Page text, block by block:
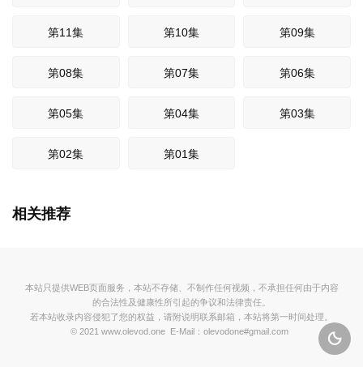
第11集 第10集 第09集
第08集 第07集 第06集
第05集 第04集 第03集
第02集 第01集
相关推荐

本站只提供WEB页面服务，本站不存储、不制作任何视频，不承担任何由于内容
的合法性及健康性所引起的争议和法律责任。
若本站收录内容侵犯了您的权益，请附说明联系邮箱，本站将第一时间处理。
© 2021 www.olevod.one E-Mail：olevodone#gmail.com